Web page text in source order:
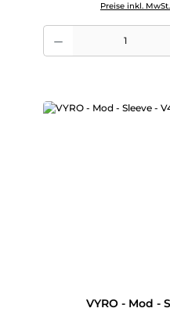
Preise inkl.
Produkt Anzahl: Gib den
VYRO - Mod -